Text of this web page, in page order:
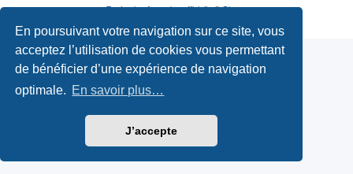
En poursuivant votre navigation sur ce site, vous
acceptez l’utilisation de cookies vous permettant
de bénéficier d’une expérience de navigation
optimale. En savoir plus…
J’accepte
Traduction française officielle©Qiaeru